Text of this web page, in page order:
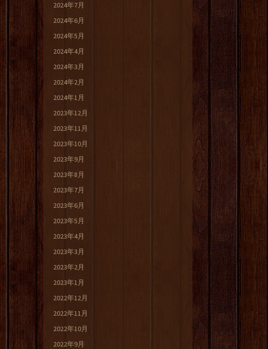
2024年7月
2024年6月
2024年5月
2024年4月
2024年3月
2024年2月
2024年1月
2023年12月
2023年11月
2023年10月
2023年9月
2023年8月
2023年7月
2023年6月
2023年5月
2023年4月
2023年3月
2023年2月
2023年1月
2022年12月
2022年11月
2022年10月
2022年9月